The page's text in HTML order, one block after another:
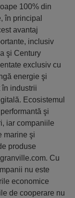
100% din
în principal
avantaj
inclusiv
şi Century
exclusiv cu
energie şi
în industrii
Ecosistemul
şi
iar companiile
marine şi
produse
Cu
nu este
economice
de cooperare nu